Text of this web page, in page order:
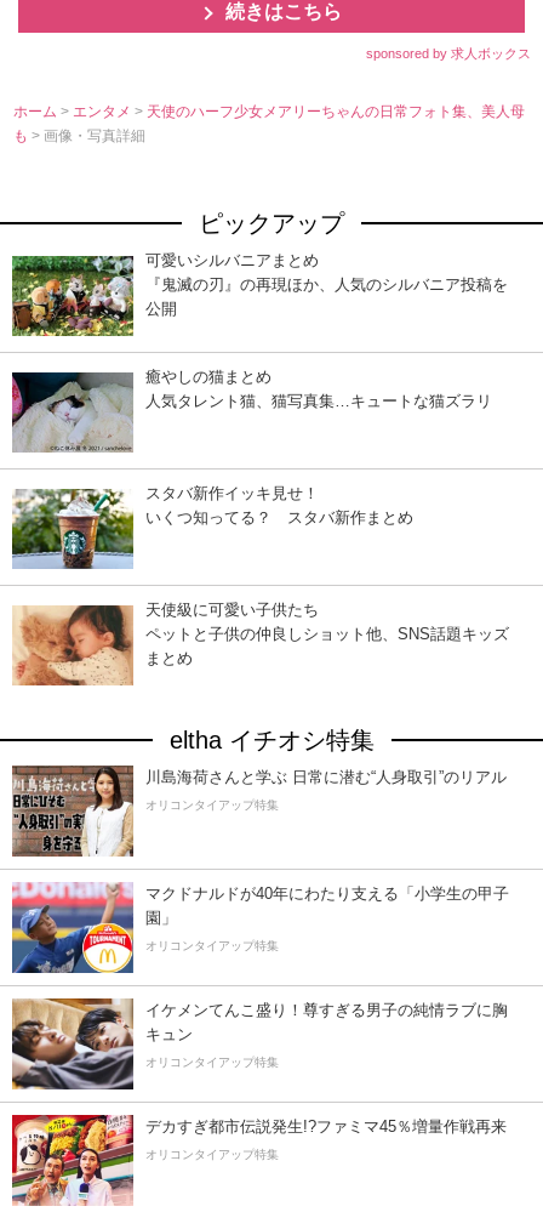
続きはこちら
sponsored by 求人ボックス
ホーム > エンタメ> 天使のハーフ少女メアリーちゃんの日常フォト集、美人母
も> 画像・写真詳細
ピックアップ
可愛いシルバニアまとめ
『鬼滅の刃』の再現ほか、人気のシルバニア投稿を
公開
癒やしの猫まとめ
人気タレント猫、猫写真集…キュートな猫ズラリ
スタバ新作イッキ見せ！
いくつ知ってる？ スタバ新作まとめ
天使級に可愛い子供たち
ペットと子供の仲良しショット他、SNS話題キッズ
まとめ
eltha イチオシ特集
川島海荷さんと学ぶ 日常に潜む“人身取引”のリアル
オリコンタイアップ特集
マクドナルドが40年にわたり支える「小学生の甲子
園」
オリコンタイアップ特集
イケメンてんこ盛り！尊すぎる男子の純情ラブに胸
キュン
オリコンタイアップ特集
デカすぎ都市伝説発生!?ファミマ45％増量作戦再来
オリコンタイアップ特集